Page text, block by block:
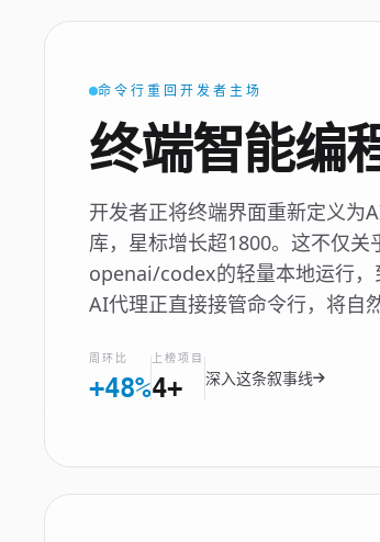
命令行重回开发者主场
终端智能编
开发者正将终端界面重新定义为
库，星标增长超1800。这不仅
openai/codex的轻量本地运行
AI代理正直接接管命令行，将自
周环比
+48%
上榜项目
4+ 深入这条叙事线